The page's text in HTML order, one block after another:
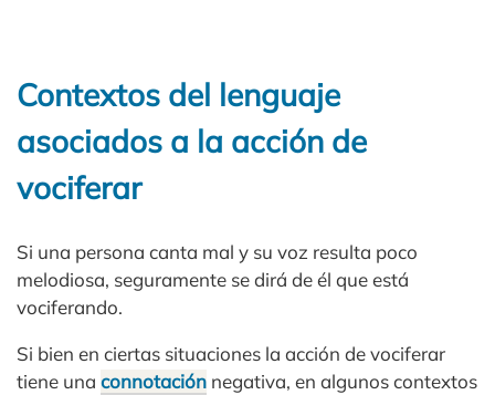
Contextos del lenguaje
asociados a la acción de
vociferar
Si una persona canta mal y su voz resulta poco
melodiosa, seguramente se dirá de él que está
vociferando.
Si bien en ciertas situaciones la acción de vociferar
tiene una connotación negativa, en algunos contextos